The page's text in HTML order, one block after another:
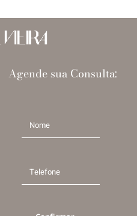
Agende sua Consulta: